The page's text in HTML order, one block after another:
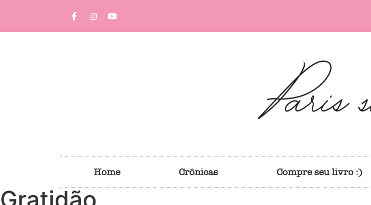
Home Crônicas Compre seu livro :)